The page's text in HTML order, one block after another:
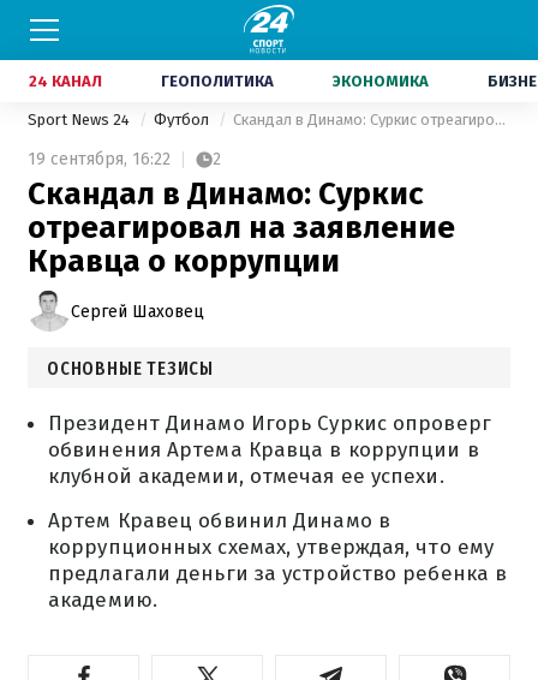
24 КАНАЛ ГЕОПОЛИТИКА ЭКОНОМИКА
Sport News 24 Футбол Скандал в Динамо: Суркис отреагировал на заявление Кравца о коррупции
19 сентября, 16:22 2
Скандал в Динамо: Суркис
отреагировал на заявление
Кравца о коррупции
Сергей Шаховец
ОСНОВНЫЕ ТЕЗИСЫ
Президент Динамо Игорь Суркис опроверг
обвинения Артема Кравца в коррупции в
клубной академии, отмечая ее успехи.
Артем Кравец обвинил Динамо в
коррупционных схемах, утверждая, что ему
предлагали деньги за устройство ребенка в
академию.